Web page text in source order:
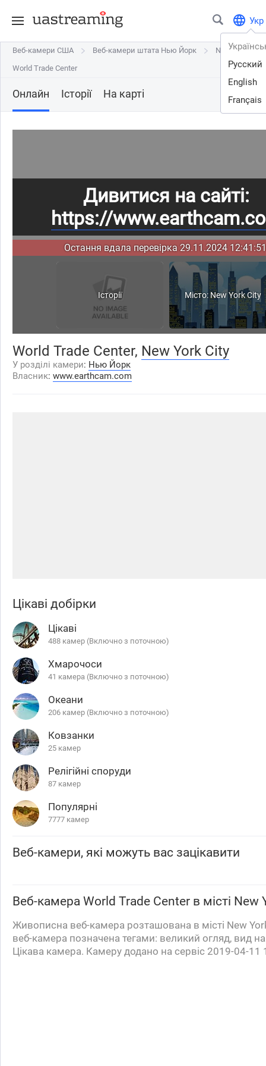
Укр
Русский
English
Français
Веб-камери США Веб-камери штата Нью Йорк
New York City
World Trade Center
Веб-камери США Веб-камери штата Нью Йорк
New York City
World Trade Center
Онлайн Історії На карті
Дивитися на сайті:
https://
Остання вдала перевірка 29.11.2024
Історії Місто: New York City
World Trade Center, New York City
У розділі камери: Нью Йорк
Власник: www.earthcam.com
Цікаві добірки
Цікаві
488 камер (Включно з поточною)
Хмарочоси
41 камера (Включно з поточною)
Океани
206 камер (Включно з поточною)
Ковзанки
25 камер
Релігійні споруди
87 камер
Популярні
7777 камер
Веб-камери, які можуть вас зацікавити
Веб-камера World Trade Center в місті New
Живописна веб-камера розташована в місті New
веб-камера позначена тегами: великий огляд, вид на
Цікава камера. Камеру додано на сервіс 2019-04-11